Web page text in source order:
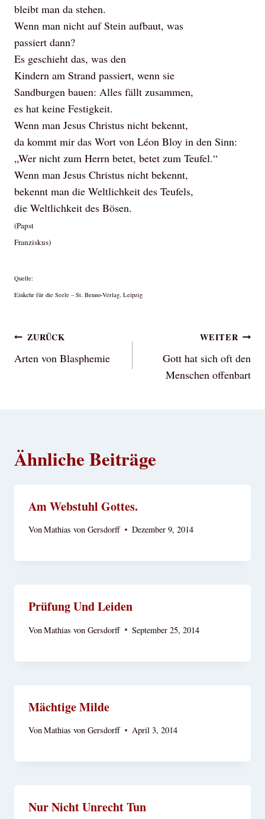
bleibt man da stehen.
Wenn man nicht auf Stein aufbaut, was
passiert dann?
Es geschieht das, was den
Kindern am Strand passiert, wenn sie
Sandburgen bauen: Alles fällt zusammen,
es hat keine Festigkeit.
Wenn man Jesus Christus nicht bekennt,
da kommt mir das Wort von Léon Bloy in den Sinn:
„Wer nicht zum Herrn betet, betet zum Teufel.“
Wenn man Jesus Christus nicht bekennt,
bekennt man die Weltlichkeit des Teufels,
die Weltlichkeit des Bösen.
(Papst
Franziskus)
Quelle:
Einkehr für die Seele – St. Benno-Verlag, Leipzig
Beitragsnavigation
ZURÜCK
Arten von Blasphemie
WEITER
Gott hat sich oft den
Menschen offenbart
Ähnliche Beiträge
Am Webstuhl Gottes.
VonMathias von Gersdorff Dezember 9, 2014
Prüfung Und Leiden
VonMathias von Gersdorff September 25, 2014
Mächtige Milde
VonMathias von Gersdorff April 3, 2014
Nur Nicht Unrecht Tun